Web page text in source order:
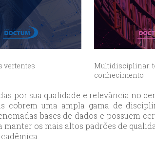
vertentes
Multidisciplinar:
conhecimento
por sua qualidade e relevância no
cobrem uma ampla gama de
bases de dados e possuem
os mais altos padrões de